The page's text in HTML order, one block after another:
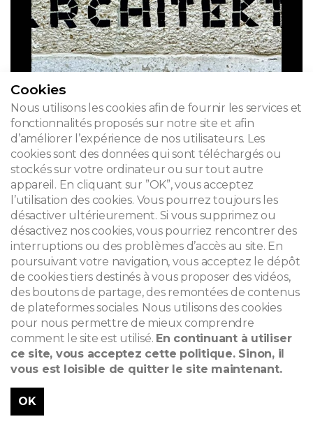
Cookies
Nous utilisons les cookies afin de fournir les services et
fonctionnalités proposés sur notre site et afin
d’améliorer l’expérience de nos utilisateurs. Les
cookies sont des données qui sont téléchargés ou
stockés sur votre ordinateur ou sur tout autre
appareil. En cliquant sur ”OK”, vous acceptez
l’utilisation des cookies. Vous pourrez toujours les
désactiver ultérieurement. Si vous supprimez ou
désactivez nos cookies, vous pourriez rencontrer des
interruptions ou des problèmes d’accès au site. En
poursuivant votre navigation, vous acceptez le dépôt
de cookies tiers destinés à vous proposer des vidéos,
des boutons de partage, des remontées de contenus
de plateformes sociales. Nous utilisons des cookies
pour nous permettre de mieux comprendre
comment le site est utilisé. En continuant à utiliser
ce site, vous acceptez cette politique. Sinon, il
vous est loisible de quitter le site maintenant.
OK